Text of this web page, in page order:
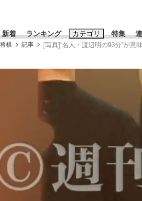
新着 ランキング カテゴリ
。でも…」本田圭佑が初めて明かした日本
特集
おすすめのキーワードタグ
#藤田晋 #高市早
#玉木雄一郎
棋 記事 [写真]“名人・渡辺明の93分”が